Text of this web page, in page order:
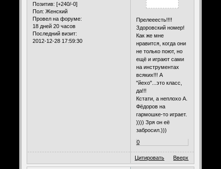
Позитив: [+240/-0]
Пол: Женский
Провел на форуме:
18 дней 20 часов
Последний визит:
2012-12-28 17:59:30
Прелееесть!!!!
Здоровский номер!
Как же мне
нравится, когда они
не только поют, но
ещё и играют сами
на инструментах
всяких!!! А
"йехо"...это класс,
да!!!
Кстати, а неплохо А.
Фёдоров на
гармошке-то играет.
)))) Зря он её
забросил.)))
0
Цитировать Вверх